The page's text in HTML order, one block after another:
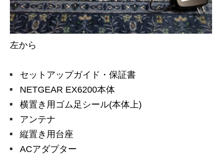
左から
セットアップガイド・保証書
NETGEAR EX6200本体
横置き用ゴム足シール(本体上)
アンテナ
縦置き用台座
ACアダプター